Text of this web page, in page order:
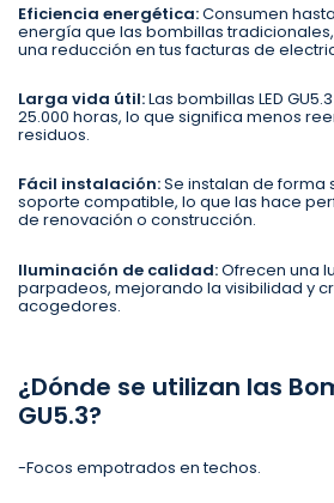
Eficiencia energética:Consumen
energía que las bombillas
una reducción en tus facturas de
Larga vida útil:Las bombillas LED
25.000 horas, lo que significa menos
residuos.
Fácil instalación:Se instalan de forma
soporte compatible, lo que las hace
de renovación o construcción.
Iluminación de calidad:Ofrecen una
parpadeos, mejorando la visibilidad y
acogedores.
¿Dónde se utilizan las
GU5.3?
-Focos empotrados en techos.